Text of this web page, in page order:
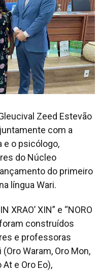
Zeed Estevão
com a
e o psicólogo,
do Núcleo
do primeiro
língua Wari.
XRAO’ XIN” e “NORO
foram construídos
e professoras
Waram, Oro Mon,
At e Oro Eo),